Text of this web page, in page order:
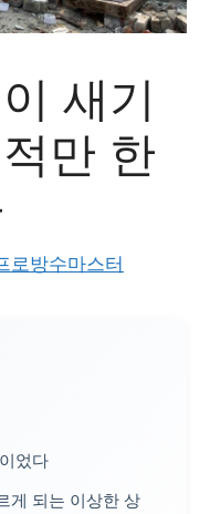
새기
만 한
로방수마스터
었다
게 되는 이상한 상